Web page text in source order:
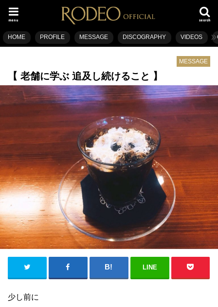
search
menu
HOME PROFILE MESSAGE DISCOGRAPHY VIDEOS
MESSAGE
【 老舗に学ぶ 追及し続けること 】
LINE
少し前に